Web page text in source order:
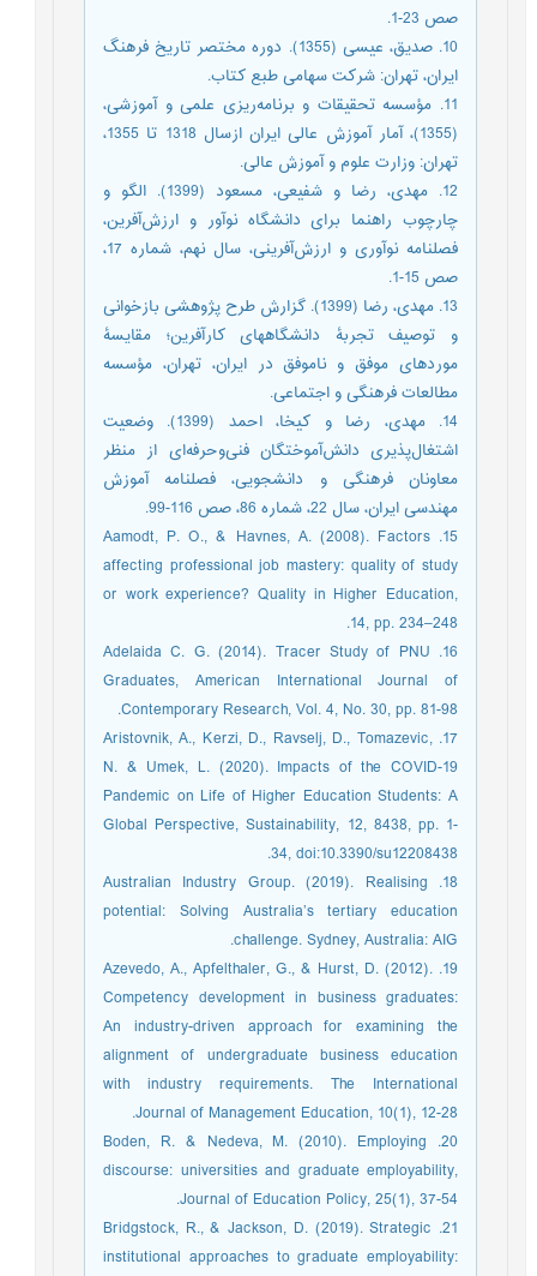
صص 23-1.
10. صدیق، عیسی (1355). دوره مختصر تاریخ فرهنگ
ایران، تهران: شرکت سهامی طبع کتاب.
11. مؤسسه تحقیقات و برنامه‌ریزی علمی و آموزشی،
(1355)، آمار آموزش عالی ایران ازسال 1318 تا 1355،
تهران: وزارت علوم و آموزش عالی.
12. مهدی، رضا و شفیعی، مسعود (1399). الگو و
چارچوب راهنما برای دانشگاه نوآور و ارزش‌آفرین،
فصلنامه نوآوری و ارزش‌آفرینی، سال نهم، شماره 17،
صص 15-1.
13. مهدی، رضا (1399). گزارش طرح پژوهشی بازخوانی
و توصیف تجربۀ دانشگاههای کارآفرین؛ مقایسۀ
موردهای موفق و ناموفق در ایران، تهران، مؤسسه
مطالعات فرهنگی و اجتماعی.
14. مهدی، رضا و کیخا، احمد (1399). وضعیت
اشتغال‌پذیری دانش‌آموختگان فنی‌وحرفه‌ای از منظر
معاونان فرهنگی و دانشجویی، فصلنامه آموزش
مهندسی ایران، سال 22، شماره 86، صص 116-99.
15. Aamodt, P. O., & Havnes, A. (2008). Factors
affecting professional job mastery: quality of study
or work experience? Quality in Higher Education,
14, pp. 234–248.
16. Adelaida C. G. (2014). Tracer Study of PNU
Graduates, American International Journal of
Contemporary Research, Vol. 4, No. 30, pp. 81-98.
17. Aristovnik, A., Kerzi, D., Ravselj, D., Tomazevic,
N. & Umek, L. (2020). Impacts of the COVID-19
Pandemic on Life of Higher Education Students: A
Global Perspective, Sustainability, 12, 8438, pp. 1-
34, doi:10.3390/su12208438.
18. Australian Industry Group. (2019). Realising
potential: Solving Australia’s tertiary education
challenge. Sydney, Australia: AIG.
19. Azevedo, A., Apfelthaler, G., & Hurst, D. (2012).
Competency development in business graduates:
An industry-driven approach for examining the
alignment of undergraduate business education
with industry requirements. The International
Journal of Management Education, 10(1), 12-28.‏
20. Boden, R. & Nedeva, M. (2010). Employing
discourse: universities and graduate employability,
Journal of Education Policy, 25(1), 37-54.‏
21. Bridgstock, R., & Jackson, D. (2019). Strategic
institutional approaches to graduate employability: